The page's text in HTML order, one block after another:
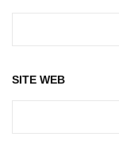
SITE WEB